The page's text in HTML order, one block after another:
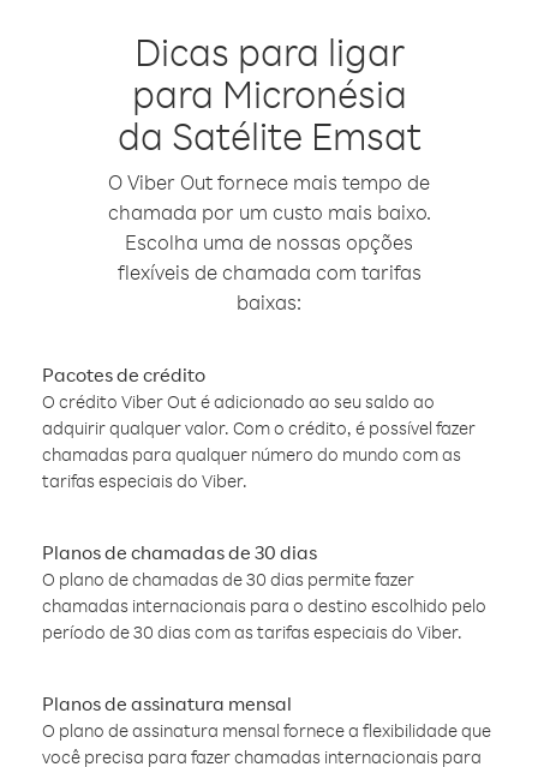
Dicas para ligar
para Micronésia
da Satélite Emsat
O Viber Out fornece mais tempo de
chamada por um custo mais baixo.
Escolha uma de nossas opções
flexíveis de chamada com tarifas
baixas:
Pacotes de crédito
O crédito Viber Out é adicionado ao seu saldo ao
adquirir qualquer valor. Com o crédito, é possível fazer
chamadas para qualquer número do mundo com as
tarifas especiais do Viber.
Planos de chamadas de 30 dias
O plano de chamadas de 30 dias permite fazer
chamadas internacionais para o destino escolhido pelo
período de 30 dias com as tarifas especiais do Viber.
Planos de assinatura mensal
O plano de assinatura mensal fornece a flexibilidade que
você precisa para fazer chamadas internacionais para